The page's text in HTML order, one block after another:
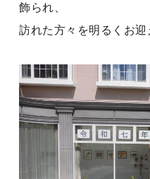
飾られ、
訪れた方々を明るくお迎